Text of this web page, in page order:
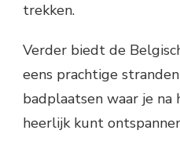
trekken.
Verder biedt de
eens prachtige
badplaatsen waar je
heerlijk kunt